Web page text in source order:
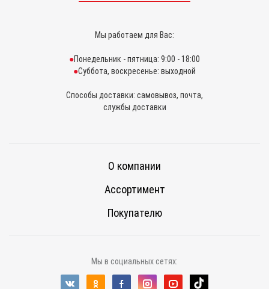
Мы работаем для Вас:
Понедельник - пятница: 9:00 - 18:00
Суббота, воскресенье: выходной
Способы доставки: самовывоз, почта,
службы доставки
О компании
Ассортимент
Покупателю
Мы в социальных сетях: